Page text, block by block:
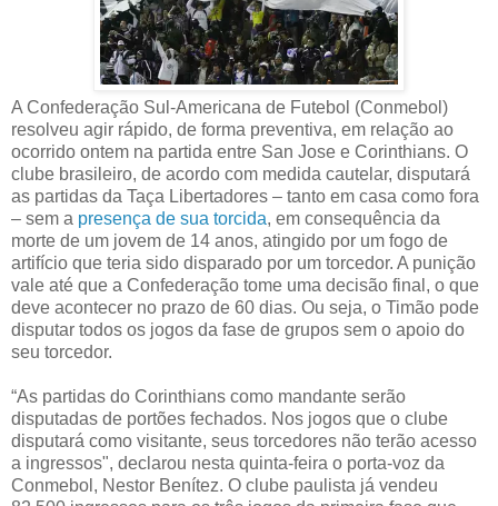
A Confederação Sul-Americana de Futebol (Conmebol)
resolveu agir rápido, de forma preventiva, em relação ao
ocorrido ontem na partida entre San Jose e Corinthians. O
clube brasileiro, de acordo com medida cautelar, disputará
as partidas da Taça Libertadores – tanto em casa como fora
– sem a presença de sua torcida, em consequência da
morte de um jovem de 14 anos, atingido por um fogo de
artifício que teria sido disparado por um torcedor. A punição
vale até que a Confederação tome uma decisão final, o que
deve acontecer no prazo de 60 dias. Ou seja, o Timão pode
disputar todos os jogos da fase de grupos sem o apoio do
seu torcedor.
“As partidas do Corinthians como mandante serão
disputadas de portões fechados. Nos jogos que o clube
disputará como visitante, seus torcedores não terão acesso
a ingressos", declarou nesta quinta-feira o porta-voz da
Conmebol, Nestor Benítez. O clube paulista já vendeu